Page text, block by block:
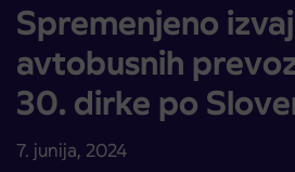
Spremenjeno
avtobusnih
30. dirke po
7. junija, 2024